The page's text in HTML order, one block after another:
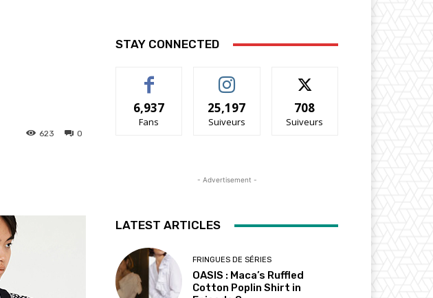
0
623
STAY CONNECTED
6,937
Fans
25,197
Suiveurs
708
Suiveurs
- Advertisement -
LATEST ARTICLES
FRINGUES DE SÉRIES
OASIS : Maca’s Ruffled
Cotton Poplin Shirt in